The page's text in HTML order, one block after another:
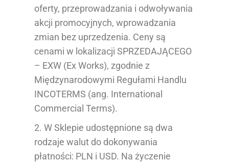
oferty, przeprowadzania i odwoływania
akcji promocyjnych, wprowadzania
zmian bez uprzedzenia. Ceny są
cenami w lokalizacji SPRZEDAJĄCEGO
– EXW (Ex Works), zgodnie z
Międzynarodowymi Regułami Handlu
INCOTERMS (ang. International
Commercial Terms).
2. W Sklepie udostępnione są dwa
rodzaje walut do dokonywania
płatności: PLN i USD. Na życzenie